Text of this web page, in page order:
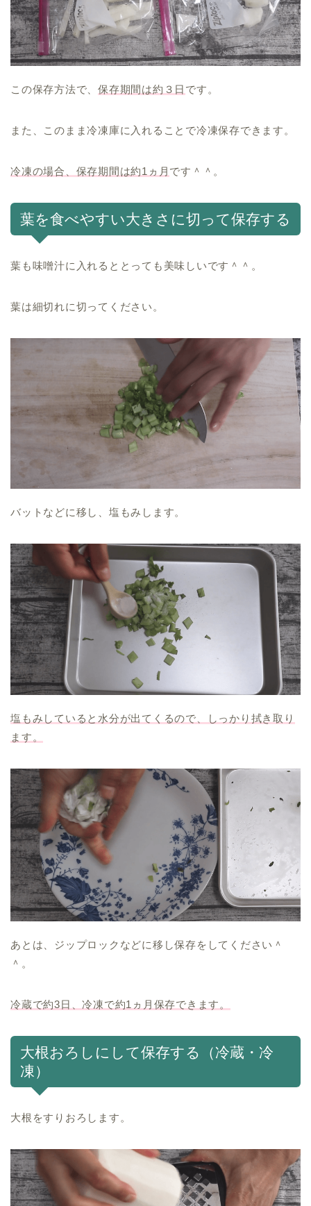
この保存方法で、保存期間は約３日 です。
また、このまま冷凍庫に入れることで冷凍保存できます。
冷凍の場合、保存期間は約1ヵ月 です＾＾。
葉を食べやすい大きさに切って保存する
葉も味噌汁に入れるととっても美味しいです＾＾。
葉は細切れに切ってください。
バットなどに移し、塩もみします。
塩もみしていると水分が出てくるので、しっかり拭き取り
ます。
あとは、ジップロックなどに移し保存をしてください＾
＾。
冷蔵で約3日、冷凍で約1ヵ月保存できます。
大根おろしにして保存する（冷蔵・冷
凍）
大根をすりおろします。